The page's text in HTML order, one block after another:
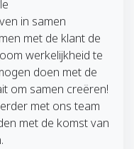
in samen
met de klant de
werkelijkheid te
doen met de
om samen creëren!
met ons team
met de komst van